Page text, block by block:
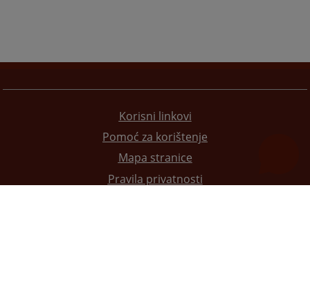
Korisni linkovi
Pomoć za korištenje
Mapa stranice
Pravila privatnosti